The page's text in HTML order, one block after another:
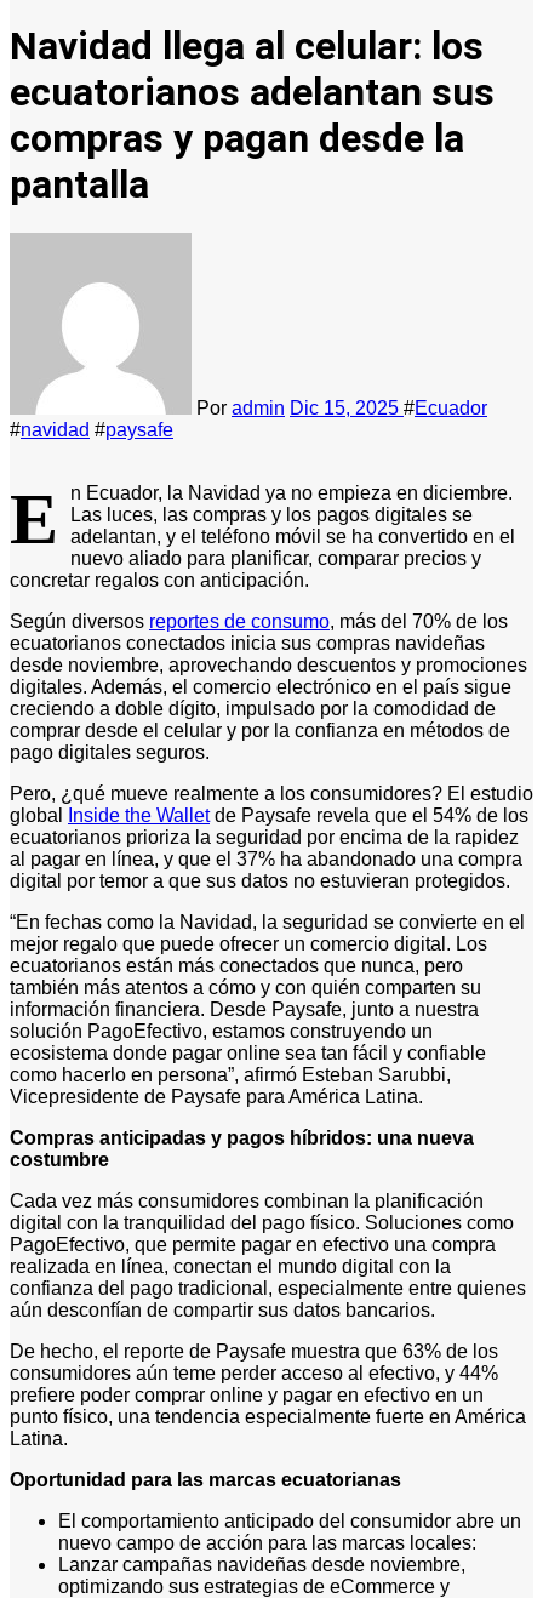
Navidad llega al celular: los
ecuatorianos adelantan sus
compras y pagan desde la
pantalla
Por admin Dic 15, 2025 #Ecuador
#navidad #paysafe
E
n Ecuador, la Navidad ya no empieza en diciembre.
Las luces, las compras y los pagos digitales se
adelantan, y el teléfono móvil se ha convertido en el
nuevo aliado para planificar, comparar precios y
concretar regalos con anticipación.
Según diversos reportes de consumo, más del 70% de los
ecuatorianos conectados inicia sus compras navideñas
desde noviembre, aprovechando descuentos y promociones
digitales. Además, el comercio electrónico en el país sigue
creciendo a doble dígito, impulsado por la comodidad de
comprar desde el celular y por la confianza en métodos de
pago digitales seguros.
Pero, ¿qué mueve realmente a los consumidores? El estudio
global
Inside the Walletde Paysafe revela que el 54% de los
ecuatorianos prioriza la seguridad por encima de la rapidez
al pagar en línea, y que el 37% ha abandonado una compra
digital por temor a que sus datos no estuvieran protegidos.
“En fechas como la Navidad, la seguridad se convierte en el
mejor regalo que puede ofrecer un comercio digital. Los
ecuatorianos están más conectados que nunca, pero
también más atentos a cómo y con quién comparten su
información financiera. Desde Paysafe, junto a nuestra
solución PagoEfectivo, estamos construyendo un
ecosistema donde pagar online sea tan fácil y confiable
como hacerlo en persona”, afirmó Esteban Sarubbi,
Vicepresidente de Paysafe para América Latina.
Compras anticipadas y pagos híbridos: una nueva
costumbre
Cada vez más consumidores combinan la planificación
digital con la tranquilidad del pago físico. Soluciones como
PagoEfectivo, que permite pagar en efectivo una compra
realizada en línea, conectan el mundo digital con la
confianza del pago tradicional, especialmente entre quienes
aún desconfían de compartir sus datos bancarios.
De hecho, el reporte de Paysafe muestra que 63% de los
consumidores aún teme perder acceso al efectivo, y 44%
prefiere poder comprar online y pagar en efectivo en un
punto físico, una tendencia especialmente fuerte en América
Latina.
Oportunidad para las marcas ecuatorianas
El comportamiento anticipado del consumidor abre un
nuevo campo de acción para las marcas locales:
Lanzar campañas navideñas desde noviembre,
optimizando sus estrategias de eCommerce y